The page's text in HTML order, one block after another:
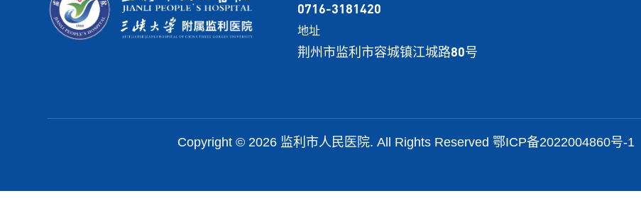
0716-3181420
地址
荆州市监利市容城镇江城路80号
Copyright © 2026 监利市人民医院. All Rights Reserved 鄂ICP备2022004860号-1